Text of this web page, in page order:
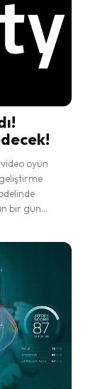
oyun
Duyurudan bir gün...